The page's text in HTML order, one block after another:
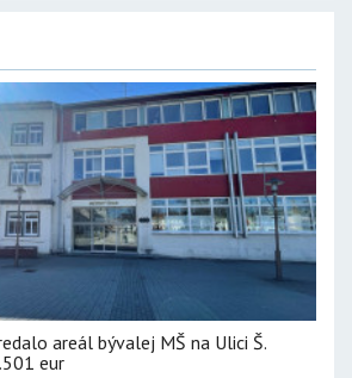
areál bývalej MŠ na Ulici Š.
eur